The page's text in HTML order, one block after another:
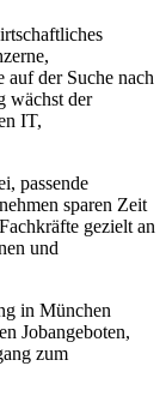
auf der Suche nach
wächst der
IT,
passende
sparen Zeit
gezielt an
und
in München
Jobangeboten,
zum